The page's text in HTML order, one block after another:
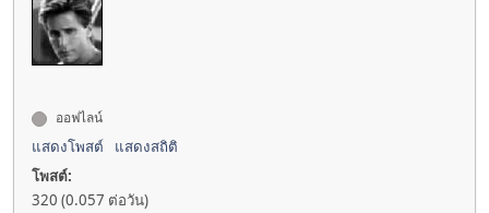
ออฟไลน์
แสดงโพสต์
แสดงสถิติ
โพสต์:
320 (0.057 ต่อวัน)